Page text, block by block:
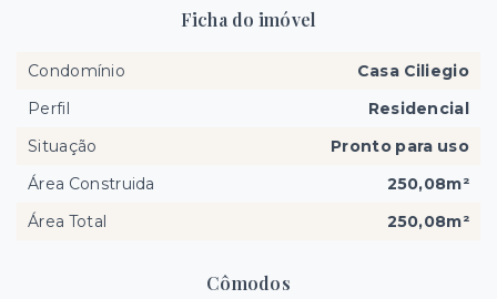
Cômodos
Ficha do imóvel
Condomínio
Casa Ciliegio
Perfil
Residencial
Situação
Pronto para uso
Área Construida
250,08m²
Área Total
250,08m²